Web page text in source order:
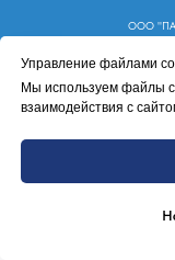
Управление файлами
Мы используем файлы
взаимодействия с
ООО